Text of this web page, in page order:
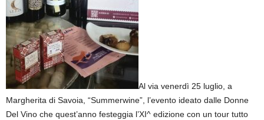
Al via venerdì 25 luglio, a
Margherita di Savoia, “Summerwine”, l’evento ideato dalle Donne
Del Vino che quest’anno festeggia l’XI^ edizione con un tour tutto